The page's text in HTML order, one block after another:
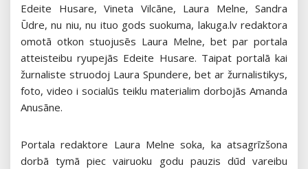
Edeite Husare, Vineta Vilcāne, Laura Melne, Sandra
Ūdre, nu niu, nu ituo gods suokuma, lakuga.lv redaktora
omotā otkon stuojusēs Laura Melne, bet par portala
atteisteibu ryupejās Edeite Husare. Taipat portalā kai
žurnaliste struodoj Laura Spundere, bet ar žurnalistikys,
foto, video i socialūs teiklu materialim dorbojās Amanda
Anusāne.
Portala redaktore Laura Melne soka, ka atsagrīzšona
dorbā tymā piec vairuoku godu pauzis dūd vareibu